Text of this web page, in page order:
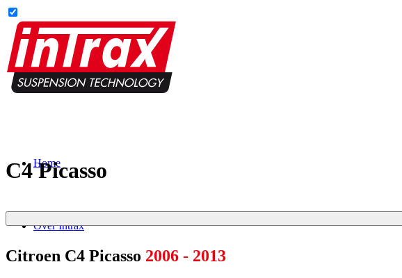
Home
Over Intrax
C4 Picasso
Citroen C4 Picasso 2006 - 2013